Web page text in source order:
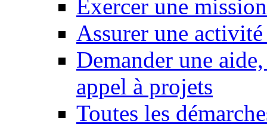
Exercer une mission
Assurer une
Demander une
appel à projets
Toutes les